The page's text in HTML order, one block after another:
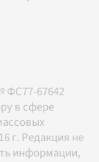
ФС77-67642
в сфере
г. Редакция не
информации,